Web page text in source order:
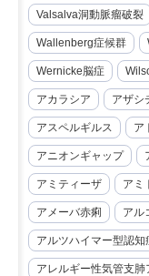
Valsalva洞動脈瘤破裂
Wallenberg症候群
Wernicke脳症
アカラシア アザシ
アスペルギルス ア
アニオンギャップ
アミティーザ アミ
アメーバ赤痢 アル
アルツハイマー型認知
アレルギー性気管支